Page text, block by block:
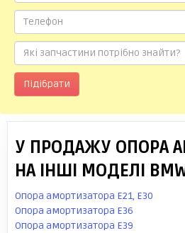
Підібрати
У ПРОДАЖУ ОПОРА
НА ІНШІ МОДЕЛІ
Опора амортизатора E21, E30
Опора амортизатора E36
Опора амортизатора E39